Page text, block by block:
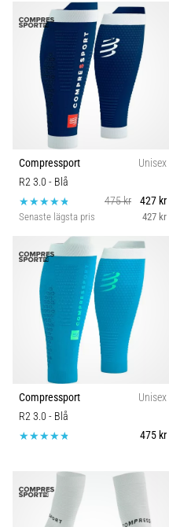
Compressport
Unisex
R2 3.0 - Blå
475 kr
427 kr
Senaste lägsta pris 427 kr
Compressport
Unisex
R2 3.0 - Blå
475 kr